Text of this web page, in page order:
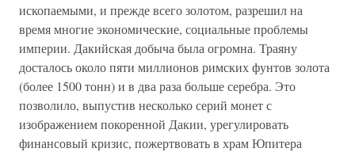
ископаемыми, и прежде всего золотом, разрешил на
время многие экономические, социальные проблемы
империи. Дакийская добыча была огромна. Траяну
досталось около пяти миллионов римских фунтов золота
(более 1500 тонн) и в два раза больше серебра. Это
позволило, выпустив несколько серий монет с
изображением покоренной Дакии, урегулировать
финансовый кризис, пожертвовать в храм Юпитера